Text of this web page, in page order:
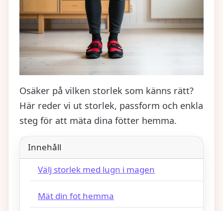
Osäker på vilken storlek som känns rätt?
Här reder vi ut storlek, passform och enkla
steg för att mäta dina fötter hemma.
Innehåll
Välj storlek med lugn i magen
Mät din fot hemma